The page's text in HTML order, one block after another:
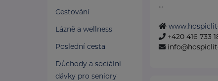
Cestování
Lázně a wellness
Poslední cesta
Důchody a sociální
dávky pro seniory
...
+420 416 733